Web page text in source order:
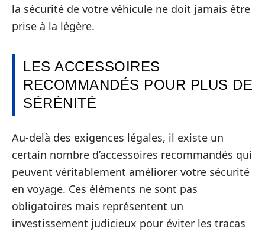
la sécurité de votre véhicule ne doit jamais être
prise à la légère.
LES ACCESSOIRES
RECOMMANDÉS POUR PLUS DE
SÉRÉNITÉ
Au-delà des exigences légales, il existe un
certain nombre d’accessoires recommandés qui
peuvent véritablement améliorer votre sécurité
en voyage. Ces éléments ne sont pas
obligatoires mais représentent un
investissement judicieux pour éviter les tracas